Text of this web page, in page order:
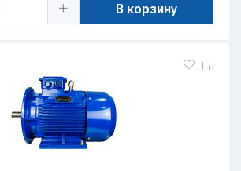
В корзину